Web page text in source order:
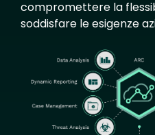
compromettere la
soddisfare le esigenze